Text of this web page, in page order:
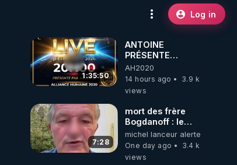
Log in
1:35:50
ANTOINE
PRÉSENTE
AH2020 LE LIVE
20H ***DU
06/08/2026***
AH2020
14 hours ago
3.9 k
views
7:28
mort des frère
Bogdanoff : le
mensonge d état
michel lanceur alerte
One day ago
3.4 k
views